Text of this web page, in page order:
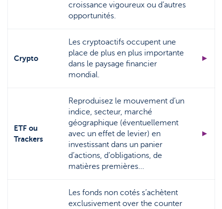
croissance vigoureux ou d’autres
opportunités.
Crypto
Les cryptoactifs occupent une
place de plus en plus importante
dans le paysage financier
mondial.
►
ETF ou
Trackers
Reproduisez le mouvement d’un
indice, secteur, marché
géographique (éventuellement
avec un effet de levier) en
investissant dans un panier
d’actions, d’obligations, de
matières premières...
►
Les fonds non cotés s’achètent
exclusivement over the counter